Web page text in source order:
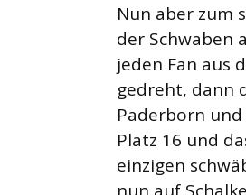
Nun aber zum
der Schwaben
jeden Fan aus
gedreht, dann
Paderborn
Platz 16 und
einzigen
nun auf